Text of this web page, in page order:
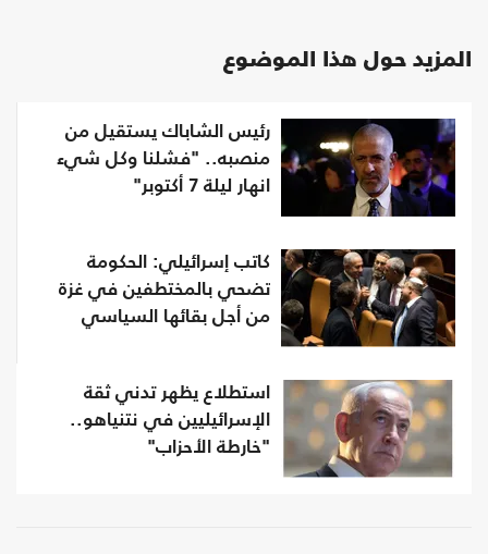
المزيد حول هذا الموضوع
رئيس الشاباك يستقيل من
منصبه.. "فشلنا وكل شيء
انهار ليلة 7 أكتوبر"
كاتب إسرائيلي: الحكومة
تضحي بالمختطفين في غزة
من أجل بقائها السياسي
استطلاع يظهر تدني ثقة
الإسرائيليين في نتنياهو..
"خارطة الأحزاب"